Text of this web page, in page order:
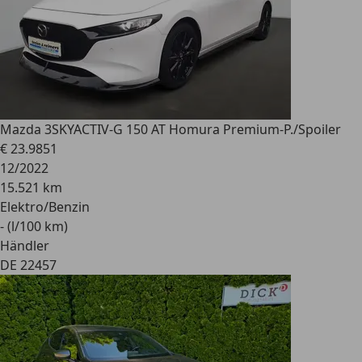
Mazda 3SKYACTIV-G 150 AT Homura Premium-P./Spoiler
€ 23.9851
12/2022
15.521 km
Elektro/Benzin
- (l/100 km)
Händler
DE 22457